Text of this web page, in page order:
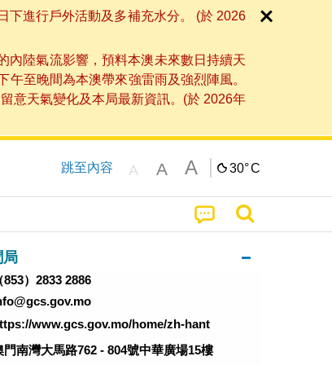
下進行戶外活動及多補充水分。 (於 2026
內陸氣流影響，預料本澳未來數日持續天
至晚間為本澳帶來強雷雨及強烈陣風。
意天氣變化及本局最新資訊。(於 2026年
跳至內容 A A A 30°C
局
853）2833 2886
www.gcs.gov.mo/home/zh-hant
門南灣大馬路762 - 804號中華廣場15樓